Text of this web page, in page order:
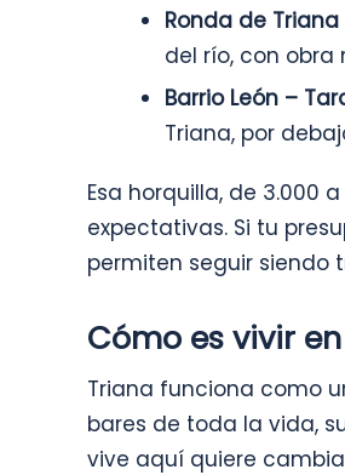
Ronda de
del río, con obra
Barrio León –
Triana, por
Esa horquilla, de 3.000
expectativas. Si tu
permiten seguir siendo
Cómo es vivir
Triana funciona como
bares de toda la vida,
vive aquí quiere